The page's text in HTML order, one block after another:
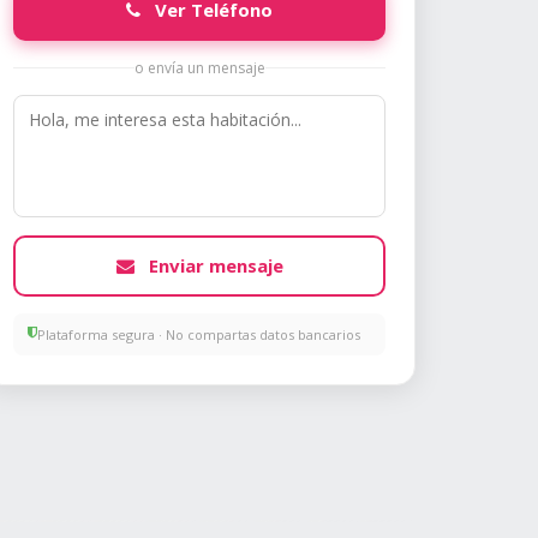
Ver Teléfono
o envía un mensaje
Enviar mensaje
Plataforma segura · No compartas datos bancarios